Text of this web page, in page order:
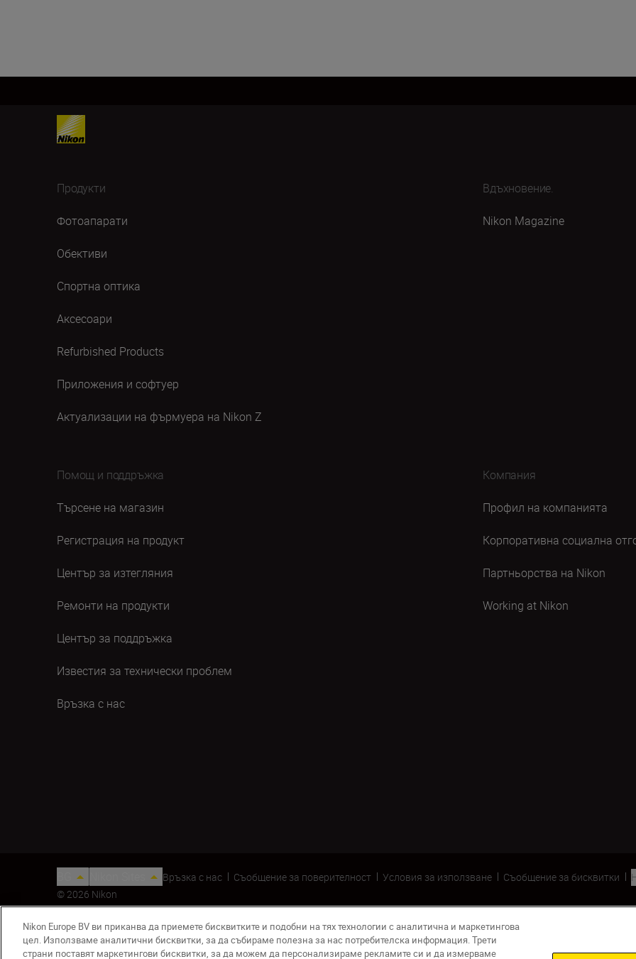
Продукти
Фотоапарати
Обективи
Спортна оптика
Аксесоари
Refurbished Products
Приложения и софтуер
Актуализации на фърмуера на Nikon Z
Вдъхновение.
Nikon Magazine
Помощ и поддръжка
Търсене на магазин
Регистрация на продукт
Център за изтегляния
Ремонти на продукти
Център за поддръжка
Известия за технически проблем
Връзка с нас
Компания
Профил на компанията
Корпоративна социална
Партньорства на Nikon
Working at Nikon
Връзка с нас Съобщение за поверителност Условия за използване Съобщение за бисквитки
© 2026 Nikon
Nikon Europe BV ви приканва да приемете бисквитките и подобни на тях технологии с аналитична и маркетингова
цел. Използваме аналитични бисквитки, за да събираме полезна за нас потребителска информация. Трети
страни поставят маркетингови бисквитки, за да можем да персонализираме рекламите си и да измерваме